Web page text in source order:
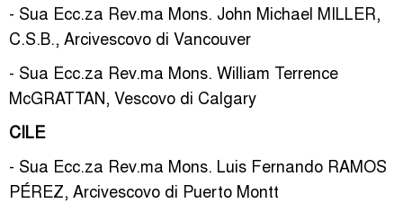
- Sua Ecc.za Rev.ma Mons. John Michael MILLER,
C.S.B., Arcivescovo di Vancouver
- Sua Ecc.za Rev.ma Mons. William Terrence
McGRATTAN, Vescovo di Calgary
CILE
- Sua Ecc.za Rev.ma Mons. Luis Fernando RAMOS
PÉREZ, Arcivescovo di Puerto Montt